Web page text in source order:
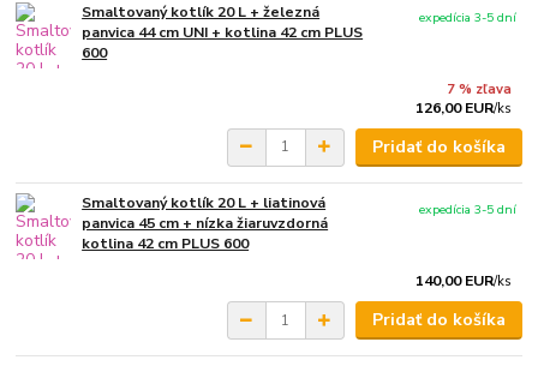
Smaltovaný kotlík 20 L + železná
panvica 44 cm UNI + kotlina 42 cm PLUS
600
7 % zľava
126,00 EUR/ks
expedícia 3-5 dní
Pridať do košíka
Smaltovaný kotlík 20 L + liatinová
panvica 45 cm + nízka žiaruvzdorná
kotlina 42 cm PLUS 600
140,00 EUR/ks
expedícia 3-5 dní
Pridať do košíka